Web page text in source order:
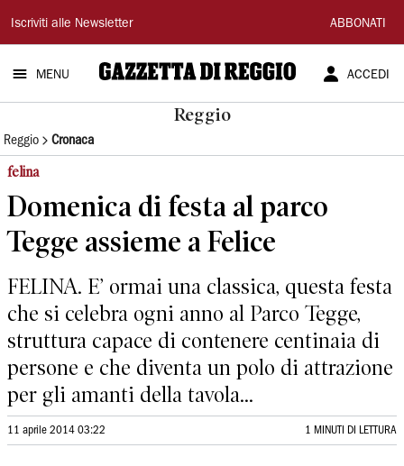
Gazzetta
di
Reggio
Iscriviti alle Newsletter ABBONATI
MENU ACCEDI
Reggio
Reggio Cronaca
felina
Domenica di festa al parco
Tegge assieme a Felice
FELINA. E’ ormai una classica, questa festa
che si celebra ogni anno al Parco Tegge,
struttura capace di contenere centinaia di
persone e che diventa un polo di attrazione
per gli amanti della tavola...
11 aprile 2014 03:22 1 MINUTI DI LETTURA